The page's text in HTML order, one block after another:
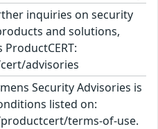
inquiries on security
and solutions,
advisories
Security Advisories is
listed on:
terms-of-use.